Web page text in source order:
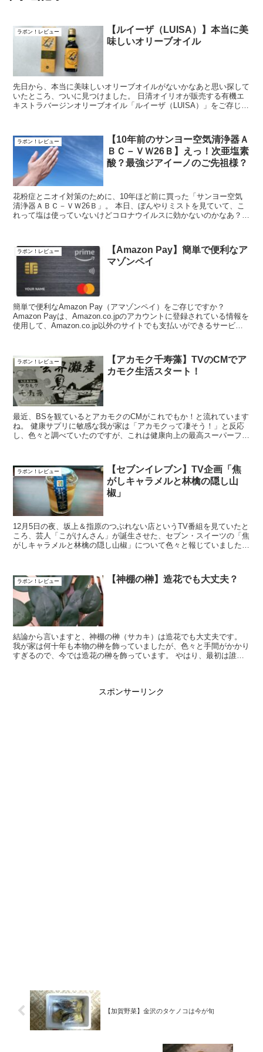
ラポン！レビュー
【ルイーザ（LUISA）】本当に美
味しいオリーブオイル
先日から、本当に美味しいオリーブオイルがないかなあと思い探して
いたところ、ついに見つけました。 日清オイリオが販売する有機エ
キストラバージンオリーブオイル「ルイーザ（LUISA）」をご存じで
ラポン！レビュー
【10年前のサンヨー空気清浄器Ａ
ＢＣ－ＶＷ26Ｂ】えっ！次亜塩素
酸？最強ジアイーノのご先祖様？
花粉症とニオイ対策のために、10年ほど前に買った「サンヨー空気
清浄器ＡＢＣ－ＶＷ26Ｂ」。 本日、ぼんやりミストを見ていて、こ
れって塩は使っていないけどコロナウイルスに効かないのかなあ？と
ラポン！レビュー
【Amazon Pay】簡単で便利なア
マゾンペイ
簡単で便利なAmazon Pay（アマゾンペイ）をご存じですか？
Amazon Payは、Amazon.co.jpのアカウントに登録されている情報を
使用して、Amazon.co.jp以外のサイトでも支払いができるサービス
ラポン！レビュー
【アカモク千寿藻】TVのCMでア
カモク生活スタート！
最近、BSを観ているとアカモクのCMがこれでもか！と流れています
ね。 健康サプリに敏感な我が家は「アカモクって凄そう！」と反応
し、色々と調べていたのですが、これは健康向上の最高スーパーフー
ラポン！レビュー
【セブンイレブン】TV企画「焦
がしキャラメルと林檎の隠し山
椒」
12月5日の夜、坂上＆指原のつぶれない店というTV番組を見ていたと
ころ、芸人「こがけんさん」が誕生させた、セブン・スイーツの「焦
がしキャラメルと林檎の隠し山椒」について色々と報じていました。
ラポン！レビュー 【神棚の榊】造花でも大丈夫？
結論から言いますと、神棚の榊（サカキ）は造花でも大丈夫です。
我が家は何十年も本物の榊を飾っていましたが、色々と手間がかかり
すぎるので、今では造花の榊を飾っています。 やはり、最初は誰で
スポンサーリンク
【加賀野菜】金沢のタケノコは今が旬